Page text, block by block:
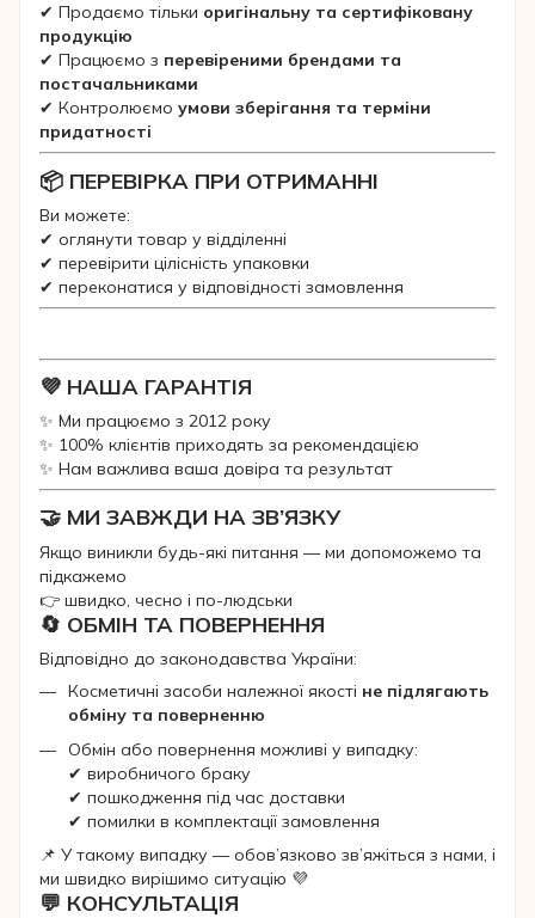
✔ Продаємо тільки оригінальну та сертифіковану
продукцію
✔ Працюємо з перевіреними брендами та
постачальниками
✔ Контролюємо умови зберігання та терміни
придатності
📦 ПЕРЕВІРКА ПРИ ОТРИМАННІ
Ви можете:
✔ оглянути товар у відділенні
✔ перевірити цілісність упаковки
✔ переконатися у відповідності замовлення
💜 НАША ГАРАНТІЯ
✨ Ми працюємо з 2012 року
✨ 100% клієнтів приходять за рекомендацією
✨ Нам важлива ваша довіра та результат
🤝 МИ ЗАВЖДИ НА ЗВ’ЯЗКУ
Якщо виникли будь-які питання — ми допоможемо та
підкажемо
👉 швидко, чесно і по-людськи
🔄 ОБМІН ТА ПОВЕРНЕННЯ
Відповідно до законодавства України:
Косметичні засоби належної якості не підлягають
обміну та поверненню
Обмін або повернення можливі у випадку:
✔ виробничого браку
✔ пошкодження під час доставки
✔ помилки в комплектації замовлення
📌 У такому випадку — обов’язково зв’яжіться з нами, і
ми швидко вирішимо ситуацію 💜
💬 КОНСУЛЬТАЦІЯ